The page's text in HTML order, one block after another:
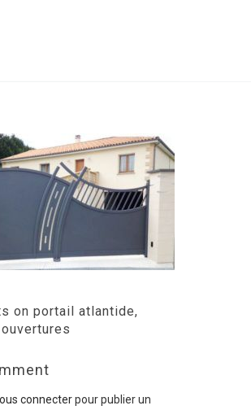
on portail atlantide,
connecterpour publier un